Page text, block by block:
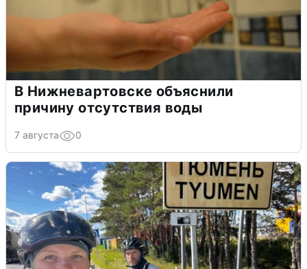
В Нижневартовске объяснили
причину отсутствия воды
7 августа 0